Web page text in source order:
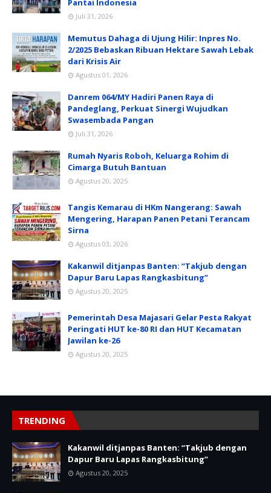
Pantai Indonesia
Juli 31, 2026
Memutus Dahaga di Ujung Hilir: Inpres No.
2/2025 Bebaskan Ribuan Hektare Sawah Lebak
dari Krisis Air
Agustus 01, 2026
Danrem 064/MY Hadiri Panen Raya di
Pandeglang, Perkuat Sinergi Wujudkan
Swasembada Pangan
Juli 31, 2026
Rumah Nyaris Roboh, Keluarga Rohim di
Cimarga Butuh Bantuan
Agustus 20, 2025
Tangis Kemarau di HKm Nangerang: Sawah
Mengering, Harapan Panen Petani Terancam
Sirna
Agustus 03, 2026
Kakanwil ditjanpas Banten: “Takjub dengan
Dapur Baru Lapas Rangkasbitung”
Agustus 20, 2025
Pemerintah Desa Majasari Gelar Pesta Rakyat
Peringati HUT ke-80 RI dan HUT Kecamatan
Jawilan ke-26
Agustus 20, 2025
TRENDING
Kakanwil ditjanpas Banten: “Takjub dengan
Dapur Baru Lapas Rangkasbitung”
Agustus 20, 2025